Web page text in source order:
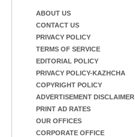
ABOUT US
CONTACT US
PRIVACY POLICY
TERMS OF SERVICE
EDITORIAL POLICY
PRIVACY POLICY-KAZHCHA
COPYRIGHT POLICY
ADVERTISEMENT DISCLAIMER
PRINT AD RATES
OUR OFFICES
CORPORATE OFFICE